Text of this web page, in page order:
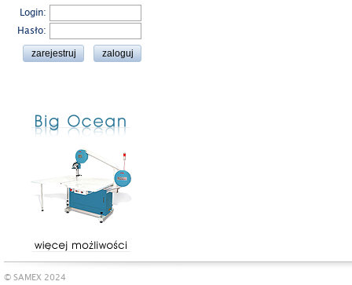
Login:
Hasło:
© SAMEX 2024